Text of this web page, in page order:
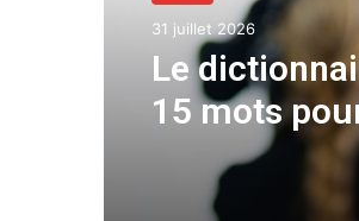
31 juillet 2026
Le
15 mots